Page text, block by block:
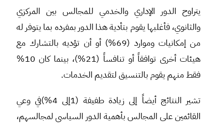
يتراوح الدور الإداري والخدمي للمجالس بين المركزي
والثانوي، فأغلبها يقوم بتأدية هذا الدور بمفرده بما يتوفر له
من إمكانيات وموارد (69%) أو أن تؤديه بالتشارك مع
هيئات أخرى توافقاً أو تنافساً (21%)، بينما كان 10%
فقط منهم يقوم بالتنسيق لتقديم الخدمات.
تشير النتائج أيضاً إلى زيادة طفيفة (1إلى 4%)في وعي
القائمين على المجالس بأهمية الدور السياسي لمجالسهم،